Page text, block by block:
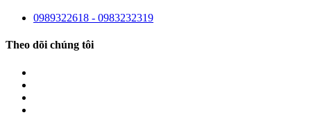
0989322618 - 0983232319
Theo dõi chúng tôi